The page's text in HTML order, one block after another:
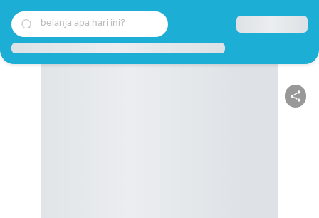
belanja apa hari ini?